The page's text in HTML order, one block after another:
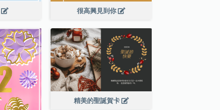
很高興見到你
精美的聖誕賀卡